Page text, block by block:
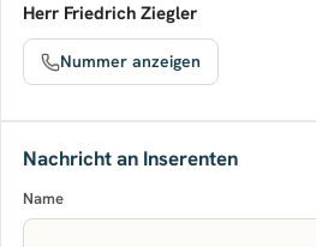
Herr Friedrich Ziegler
Nummer anzeigen
Nachricht an Inserenten
Name